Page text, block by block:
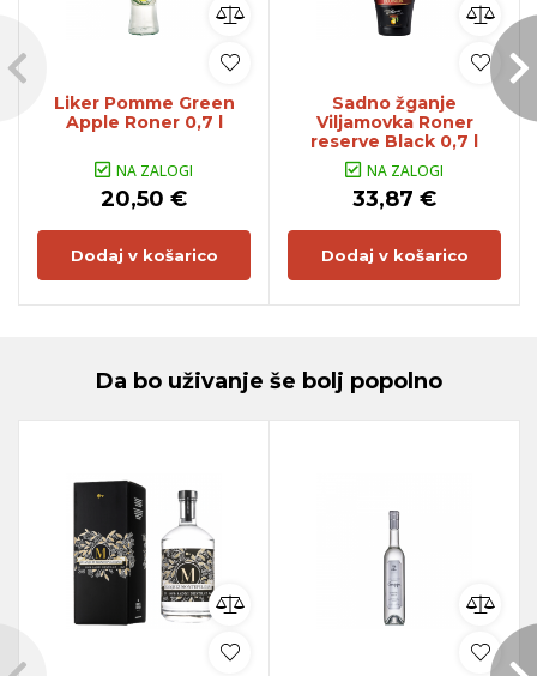
Liker Pomme Green
Apple Roner 0,7 l
NA ZALOGI
20,50 €
Dodaj v košarico
Sadno žganje
Viljamovka Roner
reserve Black 0,7 l
NA ZALOGI
33,87 €
Dodaj v košarico
Da bo uživanje še bolj popolno